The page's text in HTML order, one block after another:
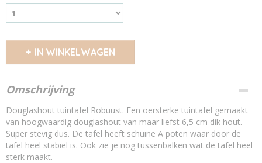
IN WINKELWAGEN
Omschrijving
Douglashout tuintafel Robuust. Een oersterke tuintafel gemaakt
van hoogwaardig douglashout van maar liefst 6,5 cm dik hout.
Super stevig dus. De tafel heeft schuine A poten waar door de
tafel heel stabiel is. Ook zie je nog tussenbalken wat de tafel heel
sterk maakt.